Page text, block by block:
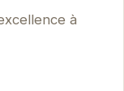
à